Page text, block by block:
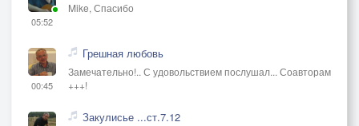
05:52
Mike, Спасибо
00:45
Грешная любовь
Замечательно!.. С удовольствием послушал... Соавторам
+++!
Закулисье ...ст.7.12